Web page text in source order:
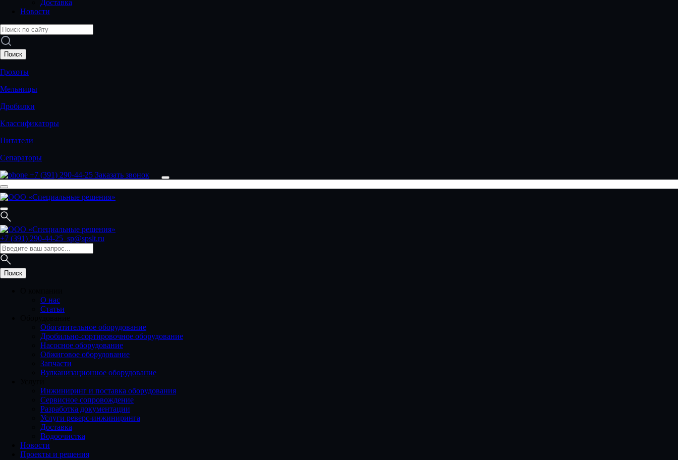
Доставка
Новости
Грохоты
Мельницы
Дробилки
Классификаторы
Питатели
Сепараторы
+7 (391) 290-44-25 Заказать звонок
+7 (391) 290-44-25 sp@spslt.ru
О нас
Статьи
Обогатительное оборудование
Дробильно-сортировочное оборудование
Насосное оборудование
Обжиговое оборудование
Запчасти
Вулканизационное оборудование
Инжиниринг и поставка оборудования
Сервисное сопровождение
Разработка документации
Услуги реверс-инжиниринга
Доставка
Водоочистка
Новости
Проекты и решения